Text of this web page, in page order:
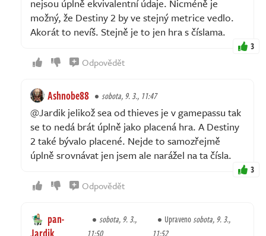
nejsou úplně ekvivalentní údaje. Nicméně je
možný, že Destiny 2 by ve stejný metrice vedlo.
Akorát to nevíš. Stejně je to jen hra s číslama.
3
Odpovědět
Ashnobe88 sobota, 9. 3., 11:47
@Jardik jelikož sea od thieves je v gamepassu tak
se to nedá brát úplně jako placená hra. A Destiny
2 také bývalo placené. Nejde to samozřejmě
úplně srovnávat jen jsem ale narážel na ta čísla.
3
Odpovědět
pan-
sobota, 9. 3.,
11:50
Upravenosobota, 9. 3.,
11:52